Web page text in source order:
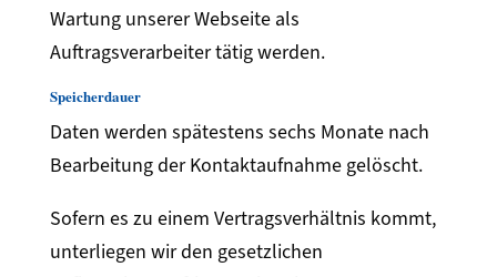
Wartung unserer Webseite als
Auftragsverarbeiter tätig werden.
Speicherdauer
Daten werden spätestens sechs Monate nach
Bearbeitung der Kontaktaufnahme gelöscht.
Sofern es zu einem Vertragsverhältnis kommt,
unterliegen wir den gesetzlichen